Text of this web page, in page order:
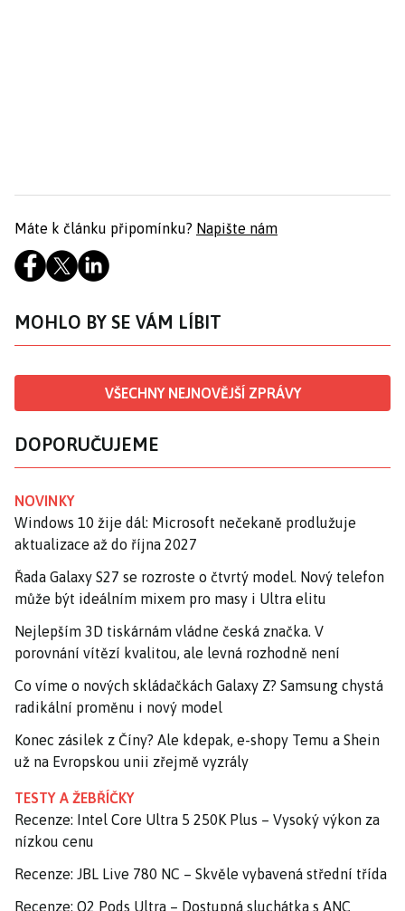
Máte k článku připomínku? Napište nám
MOHLO BY SE VÁM LÍBIT
VŠECHNY NEJNOVĚJŠÍ ZPRÁVY
DOPORUČUJEME
NOVINKY
Windows 10 žije dál: Microsoft nečekaně prodlužuje
aktualizace až do října 2027
Řada Galaxy S27 se rozroste o čtvrtý model. Nový telefon
může být ideálním mixem pro masy i Ultra elitu
Nejlepším 3D tiskárnám vládne česká značka. V
porovnání vítězí kvalitou, ale levná rozhodně není
Co víme o nových skládačkách Galaxy Z? Samsung chystá
radikální proměnu i nový model
Konec zásilek z Číny? Ale kdepak, e-shopy Temu a Shein
už na Evropskou unii zřejmě vyzrály
TESTY A ŽEBŘÍČKY
Recenze: Intel Core Ultra 5 250K Plus – Vysoký výkon za
nízkou cenu
Recenze: JBL Live 780 NC – Skvěle vybavená střední třída
Recenze: O2 Pods Ultra – Dostupná sluchátka s ANC